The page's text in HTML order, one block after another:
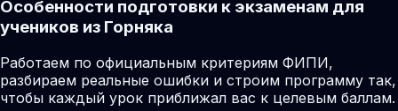
Особенности подготовки к экзаменам для
учеников из Горняка
Работаем по официальным критериям ФИПИ,
разбираем реальные ошибки и строим программу так,
чтобы каждый урок приближал вас к целевым баллам.